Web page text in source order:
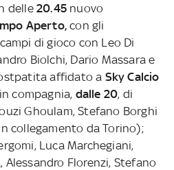
delle20.45 nuovo
Aperto, con gli
di gioco con Leo Di
Biolchi, Dario Massara e
affidato a Sky Calcio
compagnia, dalle 20, di
Ghoulam, Stefano Borghi
collegamento da Torino);
Luca Marchegiani,
Florenzi, Stefano